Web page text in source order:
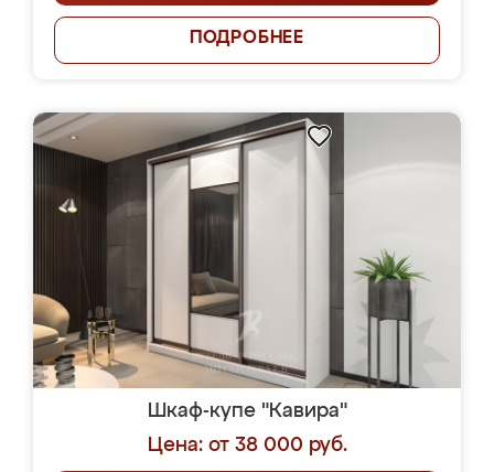
ПОДРОБНЕЕ
Шкаф-купе "Кавира"
Цена: от 38 000 руб.